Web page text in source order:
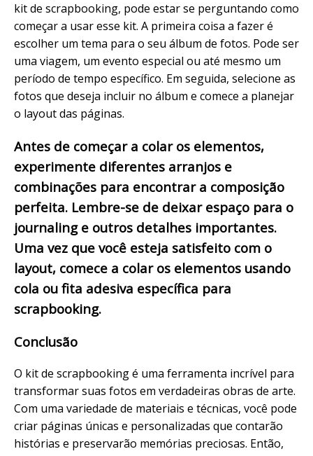
kit de scrapbooking, pode estar se perguntando como
começar a usar esse kit. A primeira coisa a fazer é
escolher um tema para o seu álbum de fotos. Pode ser
uma viagem, um evento especial ou até mesmo um
período de tempo específico. Em seguida, selecione as
fotos que deseja incluir no álbum e comece a planejar
o layout das páginas.
Antes de começar a colar os elementos,
experimente diferentes arranjos e
combinações para encontrar a composição
perfeita. Lembre-se de deixar espaço para o
journaling e outros detalhes importantes.
Uma vez que você esteja satisfeito com o
layout, comece a colar os elementos usando
cola ou fita adesiva específica para
scrapbooking.
Conclusão
O kit de scrapbooking é uma ferramenta incrível para
transformar suas fotos em verdadeiras obras de arte.
Com uma variedade de materiais e técnicas, você pode
criar páginas únicas e personalizadas que contarão
histórias e preservarão memórias preciosas. Então,